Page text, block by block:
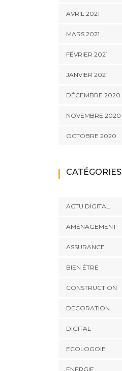
AVRIL 2021
MARS 2021
FÉVRIER 2021
JANVIER 2021
DÉCEMBRE 2020
NOVEMBRE 2020
OCTOBRE 2020
CATÉGORIES
ACTU DIGITAL
AMÉNAGEMENT
ASSURANCE
BIEN ÉTRE
CONSTRUCTION
DECORATION
DIGITAL
ECOLOGOIE
ENERGIE